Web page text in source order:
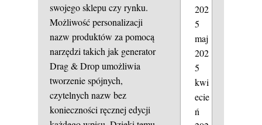
swojego sklepu czy rynku.
Możliwość personalizacji
nazw produktów za pomocą
narzędzi takich jak generator
Drag & Drop umożliwia
tworzenie spójnych,
czytelnych nazw bez
konieczności ręcznej edycji
202
5
maj
202
5
kwi
ecie
ń